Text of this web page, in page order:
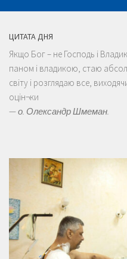
ЦИТАТА ДНЯ
Якщо Бог – не Господь і
паном і владикою, стаю
світу і розглядаю все,
оцін¬ки
—о. Олександр Шмеман.